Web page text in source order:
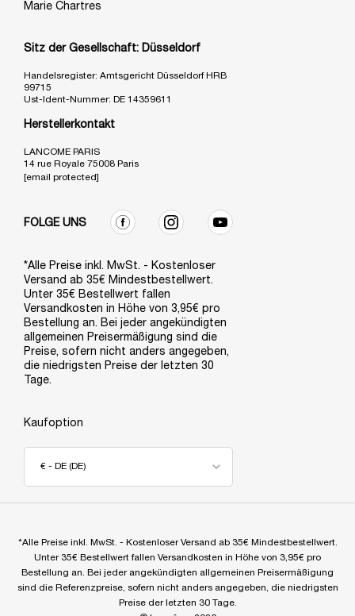
Marie Chartres
Sitz der Gesellschaft: Düsseldorf
Handelsregister: Amtsgericht Düsseldorf HRB
99715
Ust-Ident-Nummer: DE 14359611
Herstellerkontakt
LANCOME PARIS
14 rue Royale 75008 Paris
[email protected]
FOLGE UNS
*Alle Preise inkl. MwSt. - Kostenloser
Versand ab 35€ Mindestbestellwert.
Unter 35€ Bestellwert fallen
Versandkosten in Höhe von 3,95€ pro
Bestellung an. Bei jeder angekündigten
allgemeinen Preisermäßigung sind die
Preise, sofern nicht anders angegeben,
die niedrigsten Preise der letzten 30
Tage.
Kaufoption
€ - DE (DE)
*Alle Preise inkl. MwSt. - Kostenloser Versand ab 35€ Mindestbestellwert.
Unter 35€ Bestellwert fallen Versandkosten in Höhe von 3,95€ pro
Bestellung an. Bei jeder angekündigten allgemeinen Preisermäßigung
sind die Referenzpreise, sofern nicht anders angegeben, die niedrigsten
Preise der letzten 30 Tage.